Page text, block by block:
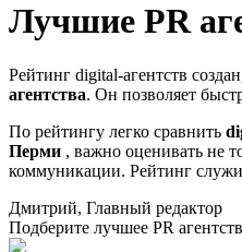
Лучшие PR
Рейтинг digital-агентств
агентства. Он позволяет
По рейтингу легко сравнить
Перми , важно оценивать не
коммуникации. Рейтинг
Дмитрий, Главный редактор
Подберите лучшее PR